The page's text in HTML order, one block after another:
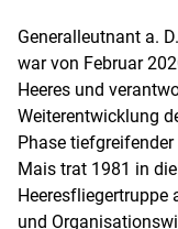
Generalleutnant a.
war von Februar
Heeres und
Weiterentwicklung
Phase
Mais trat 1981 in
Heeresfliegertruppe
und